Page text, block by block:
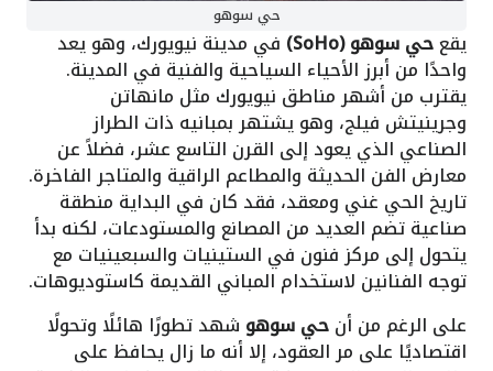
حي سوهو
يقعحي سوهو (SoHo) في مدينة نيويورك، وهو يعد
واحدًا من أبرز الأحياء السياحية والفنية في المدينة.
يقترب من أشهر مناطق نيويورك مثل مانهاتن
وجرينيتش فيلج، وهو يشتهر بمبانيه ذات الطراز
الصناعي الذي يعود إلى القرن التاسع عشر، فضلاً عن
معارض الفن الحديثة والمطاعم الراقية والمتاجر الفاخرة.
تاريخ الحي غني ومعقد، فقد كان في البداية منطقة
صناعية تضم العديد من المصانع والمستودعات، لكنه بدأ
يتحول إلى مركز فنون في الستينيات والسبعينيات مع
توجه الفنانين لاستخدام المباني القديمة كاستوديوهات.
على الرغم من أنحي سوهو شهد تطورًا هائلًا وتحولًا
اقتصاديًا على مر العقود، إلا أنه ما زال يحافظ على